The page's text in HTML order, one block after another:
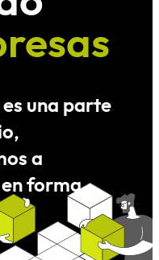
es una parte
a
forma.